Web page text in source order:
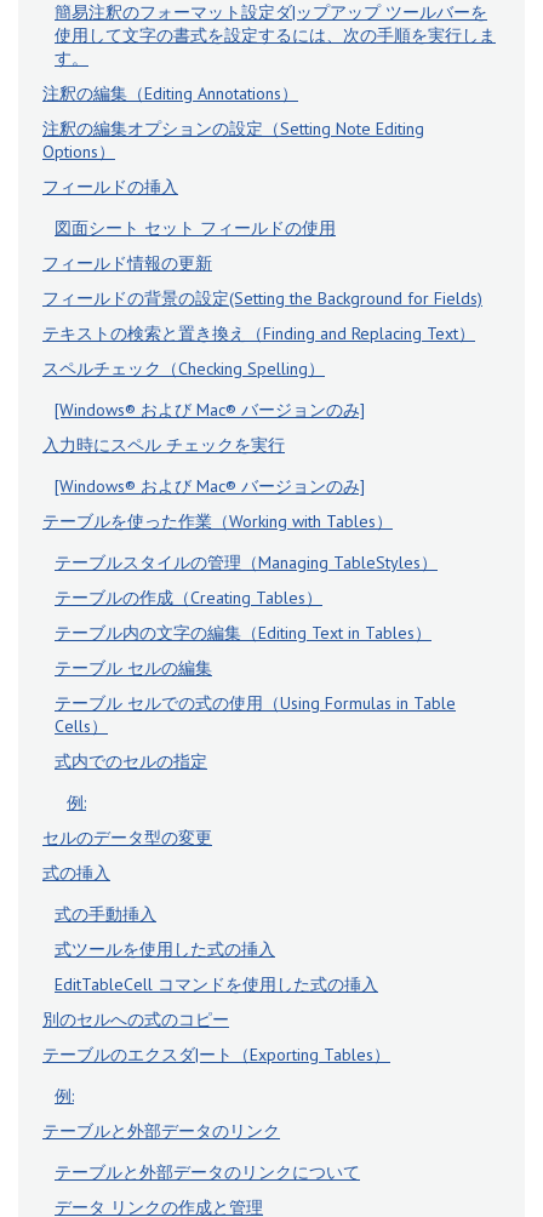
簡易注釈のフォーマット設定ダ|ップアップ ツールバーを
使用して文字の書式を設定するには、次の手順を実行しま
す。
注釈の編集（Editing Annotations）
注釈の編集オプションの設定（Setting Note Editing
Options）
フィールドの挿入
図面シート セット フィールドの使用
フィールド情報の更新
フィールドの背景の設定(Setting the Background for Fields)
テキストの検索と置き換え（Finding and Replacing Text）
スペルチェック（Checking Spelling）
[Windows® および Mac® バージョンのみ]
入力時にスペル チェックを実行
[Windows® および Mac® バージョンのみ]
テーブルを使った作業（Working with Tables）
テーブルスタイルの管理（Managing TableStyles）
テーブルの作成（Creating Tables）
テーブル内の文字の編集（Editing Text in Tables）
テーブル セルの編集
テーブル セルでの式の使用（Using Formulas in Table
Cells）
式内でのセルの指定
例:
セルのデータ型の変更
式の挿入
式の手動挿入
式ツールを使用した式の挿入
EditTableCell コマンドを使用した式の挿入
別のセルへの式のコピー
テーブルのエクスダ|ート（Exporting Tables）
例:
テーブルと外部データのリンク
テーブルと外部データのリンクについて
データ リンクの作成と管理